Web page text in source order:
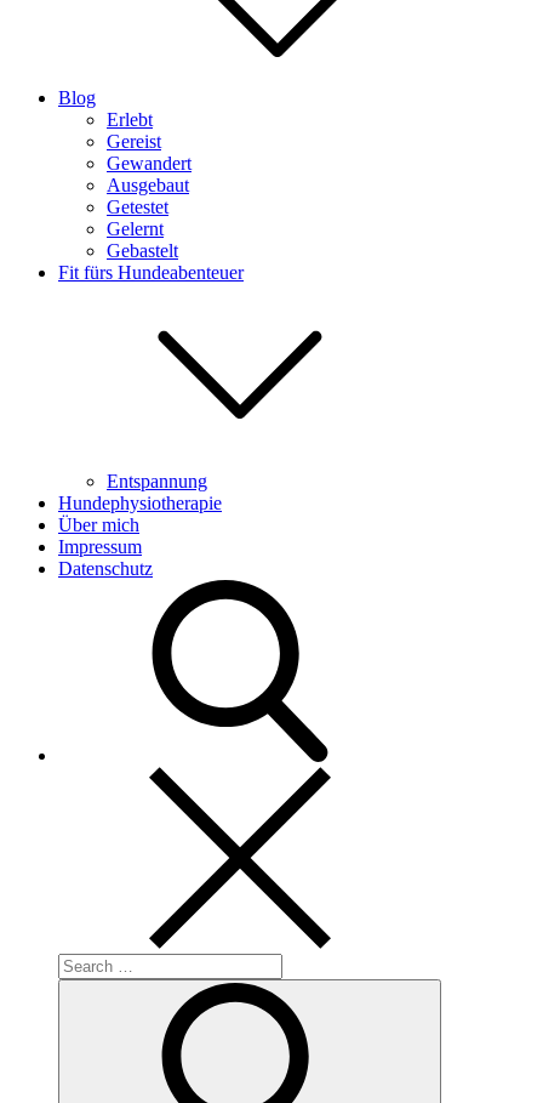
Blog
Erlebt
Gereist
Gewandert
Ausgebaut
Getestet
Gelernt
Gebastelt
Fit fürs Hundeabenteuer
Entspannung
Hundephysiotherapie
Über mich
Impressum
Datenschutz
Search
for: